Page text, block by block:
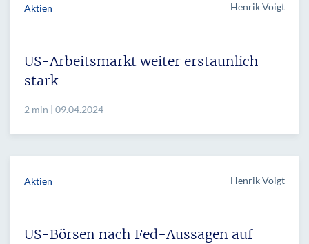
Aktien Henrik Voigt
US-Arbeitsmarkt weiter erstaunlich
stark
2 min | 09.04.2024
Aktien Henrik Voigt
US-Börsen nach Fed-Aussagen auf